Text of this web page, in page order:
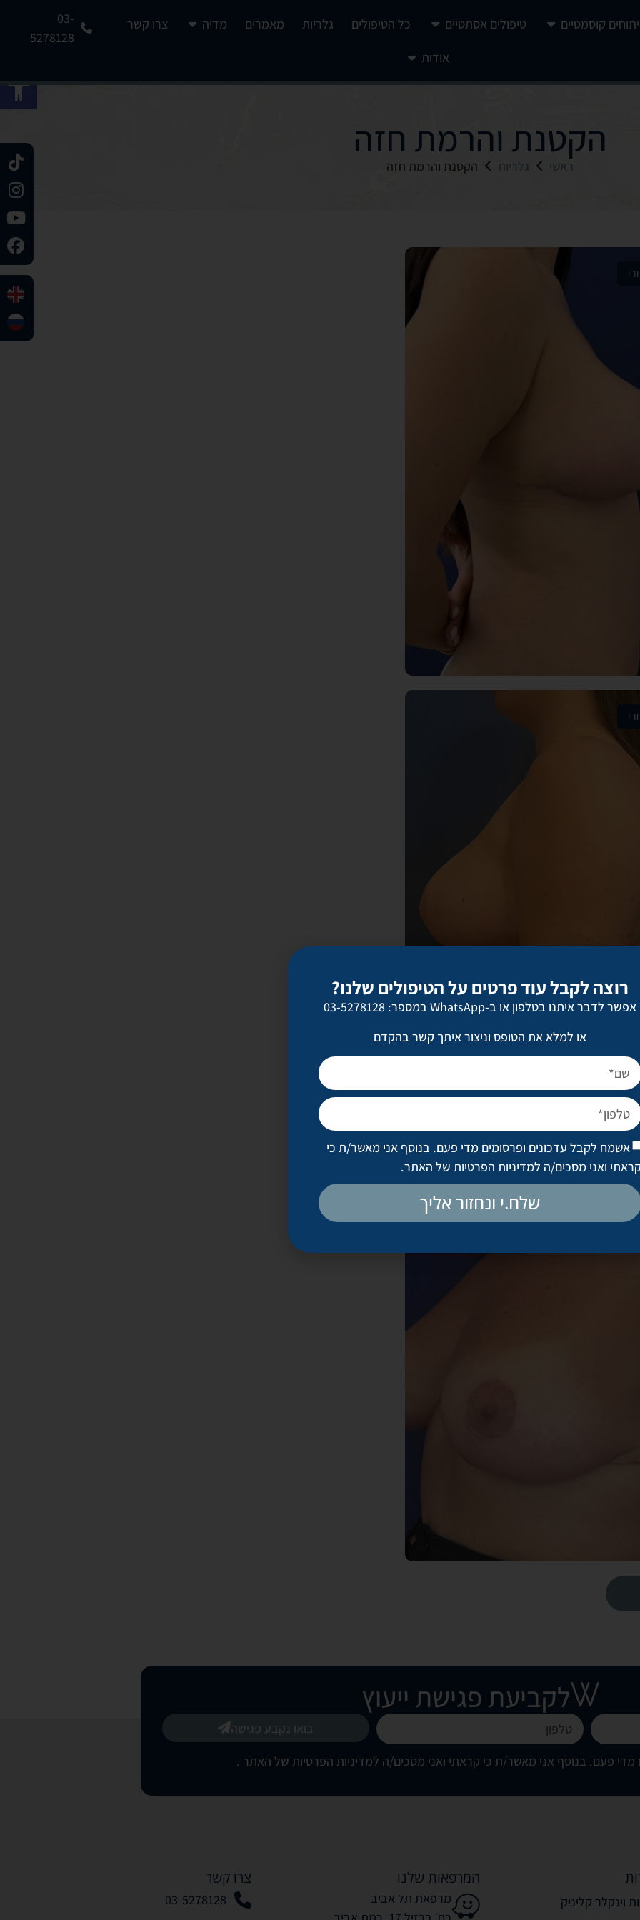
קוסמטיים טיפולים אסתטיים כל הטיפולים גלריות מאמרים מדיה צרו קשר
אודות
03-
5278128
הקטנת והרמת חזה
ראשי גלריות הקטנת והרמת חזה
לקביעת פגישת ייעוץ
פעם. בנוסף אני מאשר/ת כי קראתי ואני מסכים/ה למדיניות הפרטיות של האתר .
בואו נקבע פגישה
וינקלר קליניק
המרפאות שלנו
מרפאת תל אביב
צרו קשר
03-5278128
רוצה לקבל עוד פרטים על הטיפולים שלנו?
אפשר לדבר איתנו בטלפון או ב-WhatsApp במספר: 03-5278128
או למלא את הטופס וניצור איתך קשר בהקדם
אשמח לקבל עדכונים ופרסומים מדי פעם. בנוסף אני מאשר/ת כי
ואני מסכים/ה למדיניות הפרטיות של האתר.
שלח.י ונחזור אליך